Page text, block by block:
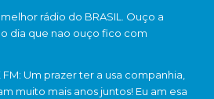
rádio do BRASIL. Ouço a
dia que nao ouço fico com
FM: Um prazer ter a usa companhia,
muito mais anos juntos! Eu am esa